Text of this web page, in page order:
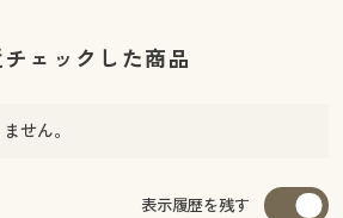
ェックした商品
せん。
表示履歴を残す